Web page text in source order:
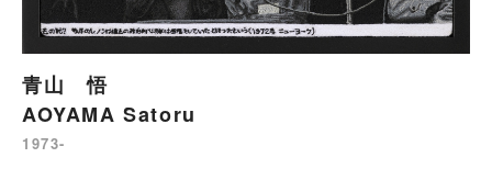
青山 悟
AOYAMA Satoru
1973-